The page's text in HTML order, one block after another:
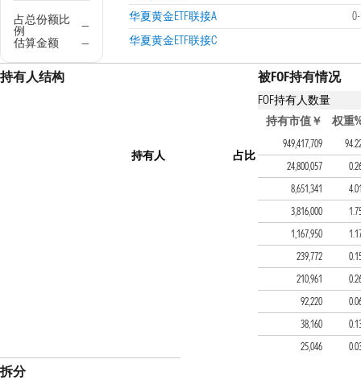
占总份额比
例
—
估算金额
—
华夏黄金ETF联接A
华夏黄金ETF联接C
持有人结构
持有人 占比
被FOF持有情况
FOF持有人数量
持有该基金的FOF产
持有市值￥ 权重
华夏创业板成长ETF联接
949,417,709
广发智荟多元配置六个
24,800,057
华夏优选配置股票（
8,651,341
大成多元配置三个月持
3,816,000
广发养老目标2055五年
1,167,950
银华尊和养老2040三年
239,772
景顺长城稳健养老目标
210,961
东方养老目标2050五年
92,220
东方养老目标2040三年
38,160
华夏聚源优选三个月持
25,046
拆分